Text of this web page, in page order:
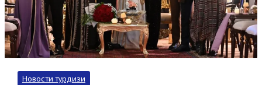
Новости турдизи